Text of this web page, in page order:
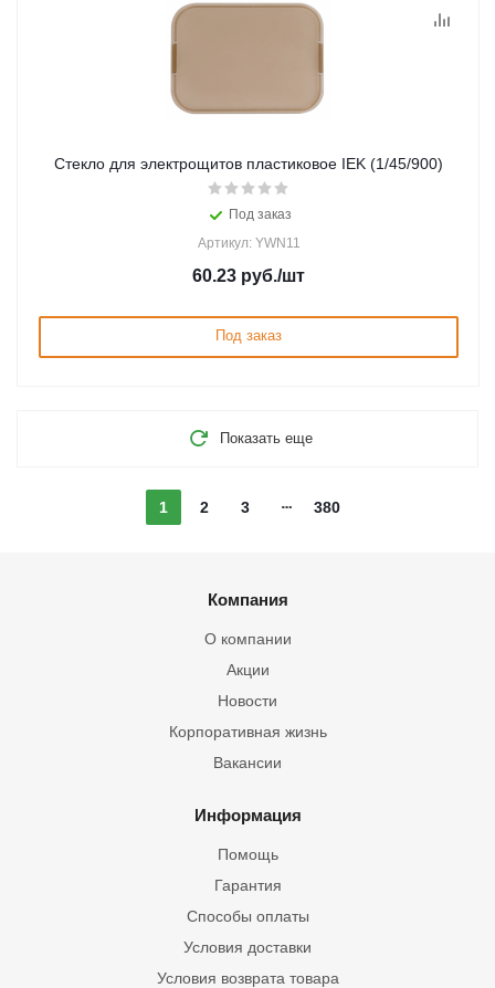
Стекло для электрощитов пластиковое IEK (1/45/900)
Под заказ
Артикул: YWN11
60.23 руб./шт
Под заказ
Показать еще
1 2 3 380
Компания
О компании
Акции
Новости
Корпоративная жизнь
Вакансии
Информация
Помощь
Гарантия
Способы оплаты
Условия доставки
Условия возврата товара